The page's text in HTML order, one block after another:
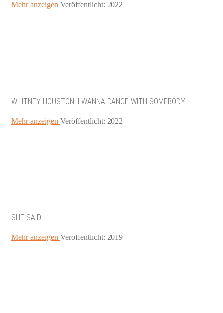
Mehr anzeigen Veröffentlicht: 2022
WHITNEY HOUSTON: I WANNA DANCE WITH SOMEBODY
Mehr anzeigen Veröffentlicht: 2022
SHE SAID
Mehr anzeigen Veröffentlicht: 2019